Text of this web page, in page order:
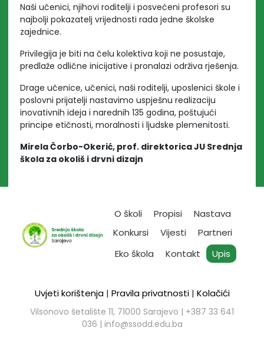
Naši učenici, njihovi roditelji i posvećeni profesori su
najbolji pokazatelj vrijednosti rada jedne školske
zajednice.
Privilegija je biti na čelu kolektiva koji ne posustaje,
predlaže odlične inicijative i pronalazi održiva rješenja.
Drage učenice, učenici, naši roditelji, uposlenici škole i
poslovni prijatelji nastavimo uspješnu realizaciju
inovativnih ideja i narednih 135 godina, poštujući
principe etičnosti, moralnosti i ljudske plemenitosti.
Mirela Čorbo-Okerić, prof. direktorica JU Srednja
škola za okoliš i drvni dizajn
O školi Propisi
Nastava
Konkursi
Vijesti
Partneri
Eko škola
Kontakt Upis
Uvjeti korištenja| Pravila privatnosti| Kolačići
Vilsonovo šetalište 11, 71000 Sarajevo | ​+387 33 641
036 | info@ssodd.edu.ba